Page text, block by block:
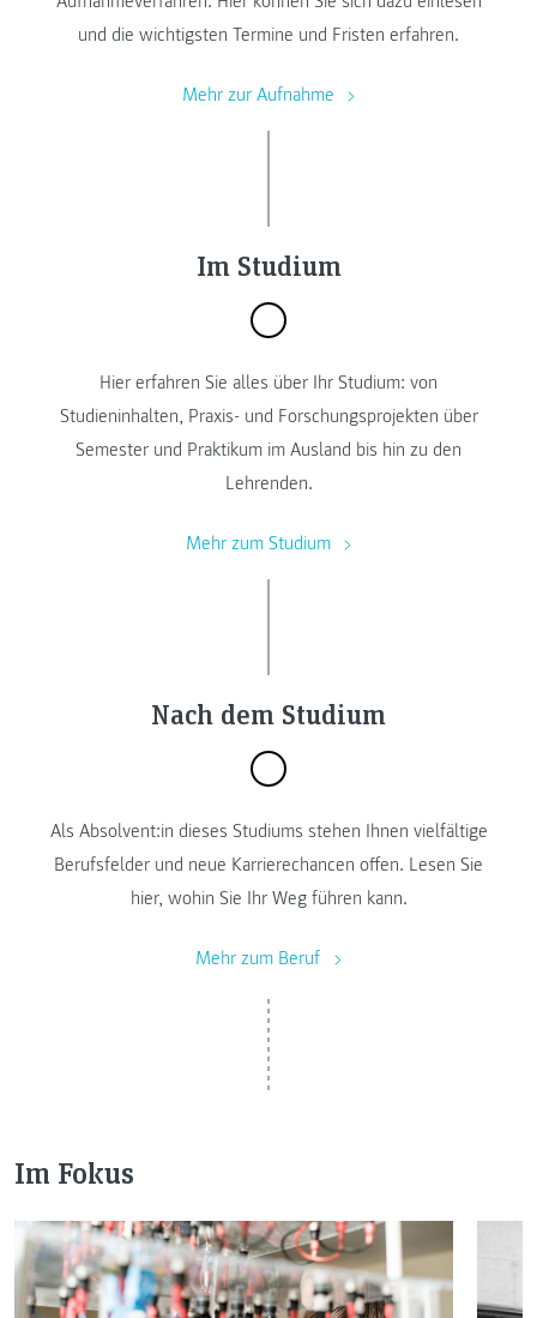
und die wichtigsten Termine und Fristen erfahren.
Mehr zur Aufnahme
Im Studium
Hier erfahren Sie alles über Ihr Studium: von
Studieninhalten, Praxis- und Forschungsprojekten über
Semester und Praktikum im Ausland bis hin zu den
Lehrenden.
Mehr zum Studium
Nach dem Studium
Als Absolvent:in dieses Studiums stehen Ihnen vielfältige
Berufsfelder und neue Karrierechancen offen. Lesen Sie
hier, wohin Sie Ihr Weg führen kann.
Mehr zum Beruf
Im Fokus